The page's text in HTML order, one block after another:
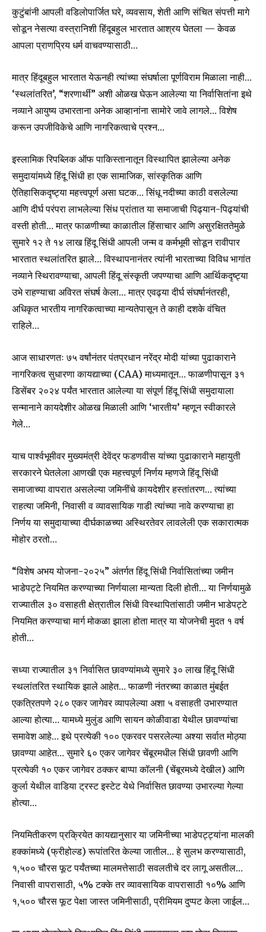
Join our community of
SUBSCRIBERS and be part of the
conversation.
or click the subscribe button below. Don't worry, we respect
your privacy and won't spam your inbox. Your information is
safe with us.
SUBSCRIBE
I've read and accept the Privacy Policy.
6,300
Fans
32,111
Followers
75
Followers
कुटुंबांनी आपली वडिलोपार्जित घरे, व्यवसाय, शेती आणि संचित संपत्ती मागे
सोडून नेसत्या वस्त्रानिशी हिंदूबहुल भारतात आश्रय घेतला — केवळ
आपला प्राणप्रिय धर्म वाचवण्यासाठी…
मात्र हिंदूबहुल भारतात येऊनही त्यांच्या संघर्षाला पूर्णविराम मिळाला नाही…
‘स्थलांतरित’, “शरणार्थी” अशी ओळख घेऊन आलेल्या या निर्वासितांना इथे
नव्याने आयुष्य उभारताना अनेक आव्हानांना सामोरे जावे लागले… विशेष
करून उपजीविकेचे आणि नागरिकत्वाचे प्रश्न…
इस्लामिक रिपब्लिक ऑफ पाकिस्तानातून विस्थापित झालेल्या अनेक
समुदायांमध्ये हिंदू सिंधी हा एक सामाजिक, सांस्कृतिक आणि
ऐतिहासिकदृष्ट्या महत्त्वपूर्ण असा घटक… सिंधू नदीच्या काठी वसलेल्या
आणि दीर्घ परंपरा लाभलेल्या सिंध प्रांतात या समाजाची पिढ्यान-पिढ्यांची
वस्ती होती… मात्र फाळणीच्या काळातील हिंसाचार आणि असुरक्षिततेमुळे
सुमारे १२ ते १४ लाख हिंदू सिंधी आपली जन्म व कर्मभूमी सोडून रावीपार
भारतात स्थलांतरित झाले… विस्थापनानंतर त्यांनी भारताच्या विविध भागांत
नव्याने स्थिरावण्याचा, आपली हिंदू संस्कृती जपण्याचा आणि आर्थिकदृष्ट्या
उभे राहण्याचा अविरत संघर्ष केला… मात्र एवढ्या दीर्घ संघर्षानंतरही,
अधिकृत भारतीय नागरिकत्वाच्या मान्यतेपासून ते काही दशके वंचित
राहिले…
आज साधारणतः ७५ वर्षांनंतर पंतप्रधान नरेंद्र मोदी यांच्या पुढाकाराने
नागरिकत्व सुधारणा कायद्याच्या (CAA) माध्यमातून… फाळणीपासून ३१
डिसेंबर २०२४ पर्यंत भारतात आलेल्या या संपूर्ण हिंदू सिंधी समुदायाला
सन्मानाने कायदेशीर ओळख मिळाली आणि ‘भारतीय’ म्हणून स्वीकारले
गेले…
याच पार्श्वभूमीवर मुख्यमंत्री देवेंद्र फडणवीस यांच्या पुढाकाराने महायुती
सरकारने घेतलेला आणखी एक महत्त्वपूर्ण निर्णय म्हणजे हिंदू सिंधी
समाजाच्या वापरात असलेल्या जमिनींचे कायदेशीर हस्तांतरण… त्यांच्या
राहत्या जमिनी, निवासी व व्यावसायिक गाडी त्यांच्या नावे करण्याचा हा
निर्णय या समुदायाच्या दीर्घकाळच्या अस्थिरतेवर लावलेली एक सकारात्मक
मोहोर ठरतो…
“विशेष अभय योजना-२०२५” अंतर्गत हिंदू सिंधी निर्वासितांच्या जमीन
भाडेपट्टे नियमित करण्याच्या निर्णयाला मान्यता दिली होती… या निर्णयामुळे
राज्यातील ३० वसाहती क्षेत्रातील सिंधी विस्थापितांसाठी जमीन भाडेपट्टे
नियमित करण्याचा मार्ग मोकळा झाला होता मात्र या योजनेची मुदत १ वर्ष
होती…
सध्या राज्यातील ३१ निर्वासित छावण्यांमध्ये सुमारे ३० लाख हिंदू सिंधी
स्थलांतरित स्थायिक झाले आहेत… फाळणी नंतरच्या काळात मुंबईत
एकत्रितपणे २८० एकर जागेवर व्यापलेल्या अशा ५ वसाहती उभारण्यात
आल्या होत्या… यामध्ये मुलुंड आणि सायन कोळीवाडा येथील छावण्यांचा
समावेश आहे… इथे प्रत्येकी १०० एकरवर पसरलेल्या अश्या सर्वात मोठ्या
छावण्या आहेत… सुमारे ६० एकर जागेवर चेंबूरमधील सिंधी छावणी आणि
प्रत्येकी १० एकर जागेवर ठक्कर बाप्पा कॉलनी (चेंबूरमध्ये देखील) आणि
कुर्ला येथील वाडिया ट्रस्ट इस्टेट येथे निर्वासित छावण्या उभारल्या गेल्या
होत्या…
नियमितीकरण प्रक्रियेत कायद्यानुसार या जमिनीच्या भाडेपट्ट्यांना मालकी
हक्कांमध्ये (फ्रीहोल्ड) रूपांतरित केल्या जातील… हे सुलभ करण्यासाठी,
१,५०० चौरस फूट पर्यंतच्या मालमत्तेसाठी सवलतीचे दर लागू असतील…
निवासी वापरासाठी, ५% टक्के तर व्यावसायिक वापरासाठी १०% आणि
१,५०० चौरस फूट पेक्षा जास्त जमिनीसाठी, प्रीमियम दुप्पट केला जाईल…